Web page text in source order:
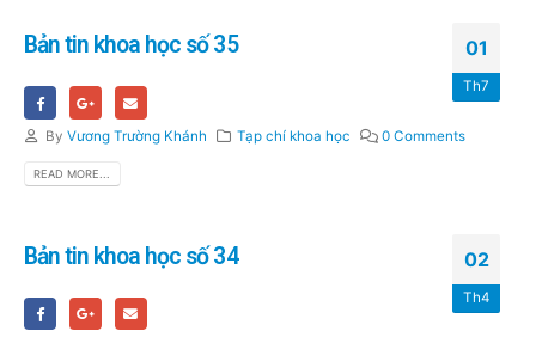
01
Th7
Bản tin khoa học số 35
By Vương Trường Khánh Tạp chí khoa học 0 Comments
READ MORE...
02
Th4
Bản tin khoa học số 34